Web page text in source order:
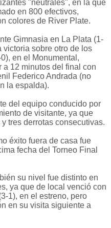
"neutrales", en la que
en 800 efectivos,
colores de River Plate.
Gimnasia en La Plata (1-
victoria sobre otro de los
en el Monumental,
12 minutos del final con
Federico Andrada (no
la espalda).
del equipo conducido por
de visitante, ya que
tres derrotas consecutivas.
éxito fuera de casa fue
fecha del Torneo Final
su nivel fue distinto en
ya que de local venció con
1), en el estreno, pero
en su visita siguiente a